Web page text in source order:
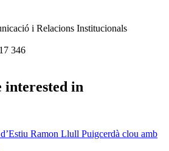
i Relacions Institucionals
346
interested in
Ramon Llull Puigcerdà clou amb